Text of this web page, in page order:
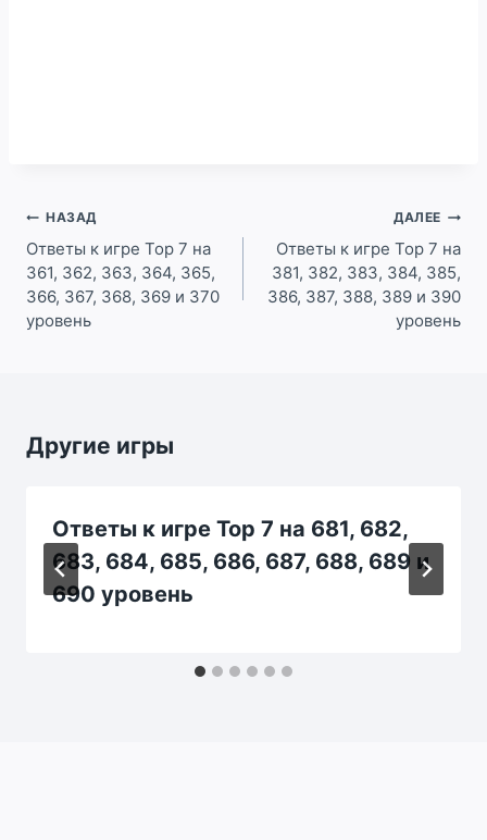
Навигация
по
записям
НАЗАД
Ответы к игре Top 7 на
361, 362, 363, 364, 365,
366, 367, 368, 369 и 370
уровень
ДАЛЕЕ
Ответы к игре Top 7 на
381, 382, 383, 384, 385,
386, 387, 388, 389 и 390
уровень
Другие игры
Ответы к игре Top 7 на 681, 682,
683, 684, 685, 686, 687, 688, 689 и
690 уровень